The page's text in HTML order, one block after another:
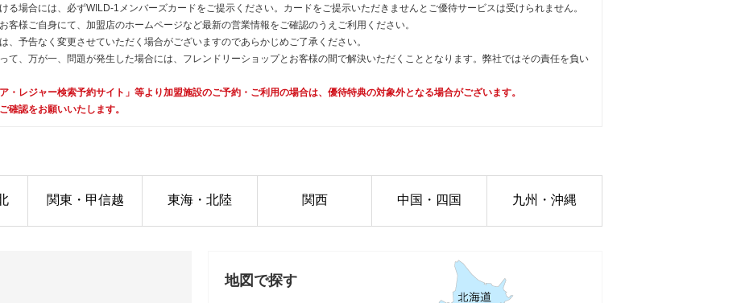
る場合には、必ずWILD-1メンバーズカードをご提示ください。カードをご提示いただきませんとご優待サービスは受けられません。
客様ご自身にて、加盟店のホームページなど最新の営業情報をご確認のうえご利用ください。
、予告なく変更させていただく場合がございますのであらかじめご了承ください。
て、万が一、問題が発生した場合には、フレンドリーショップとお客様の間で解決いただくこととなります。弊社ではその責任を負い
・レジャー検索予約サイト」等より加盟施設のご予約・ご利用の場合は、優待特典の対象外となる場合がございます。
確認をお願いいたします。
関東・甲信越 東海・北陸 関西 中国・四国 九州・沖縄
地図で探す